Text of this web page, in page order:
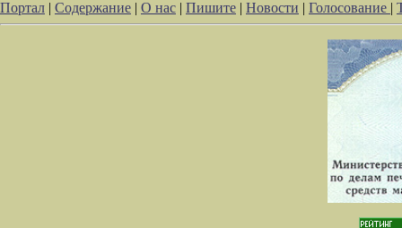
Портал | Содержание | О нас | Пишите | Новости | Голосование |